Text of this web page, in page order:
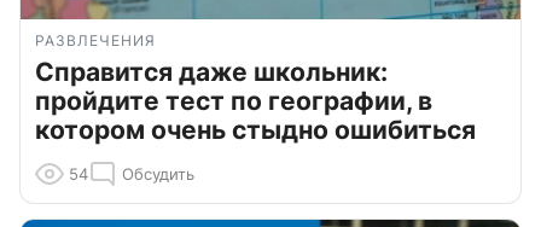
РАЗВЛЕЧЕНИЯ
Справится даже школьник:
пройдите тест по географии, в
котором очень стыдно ошибиться
54 Обсудить